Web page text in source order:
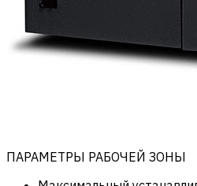
ПАРАМЕТРЫ РАБОЧЕЙ ЗОНЫ